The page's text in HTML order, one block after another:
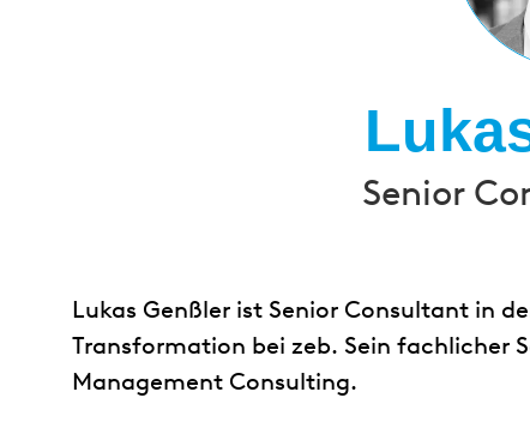
Senior
Lukas Genßler ist Senior Consultant in
Transformation bei zeb. Sein fachlicher
Management Consulting.